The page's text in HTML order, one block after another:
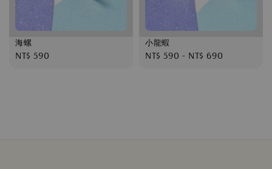
海螺
Regular
NT$ 590
小龍蝦
Regular
NT$ 590 - NT$ 690